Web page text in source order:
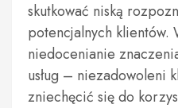
skutkować niską
potencjalnych klientów.
niedocenianie
usług – niezadowoleni
zniechęcić się do